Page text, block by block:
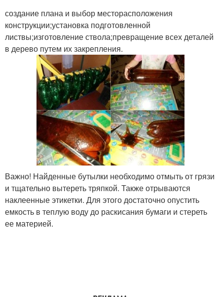
создание плана и выбор месторасположения
конструкции;установка подготовленной
листвы;изготовление ствола;превращение всех деталей
в дерево путем их закрепления.
Важно! Найденные бутылки необходимо отмыть от грязи
и тщательно вытереть тряпкой. Также отрываются
наклеенные этикетки. Для этого достаточно опустить
емкость в теплую воду до раскисания бумаги и стереть
ее материей.